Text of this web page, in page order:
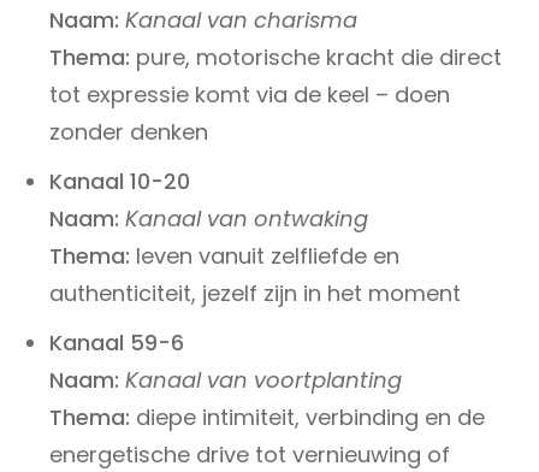
Naam: Kanaal van charisma
Thema: pure, motorische kracht die direct
tot expressie komt via de keel – doen
zonder denken
Kanaal 10-20
Naam: Kanaal van ontwaking
Thema: leven vanuit zelfliefde en
authenticiteit, jezelf zijn in het moment
Kanaal 59-6
Naam: Kanaal van voortplanting
Thema: diepe intimiteit, verbinding en de
energetische drive tot vernieuwing of